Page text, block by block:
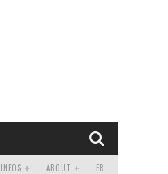
INFOS ABOUT FR